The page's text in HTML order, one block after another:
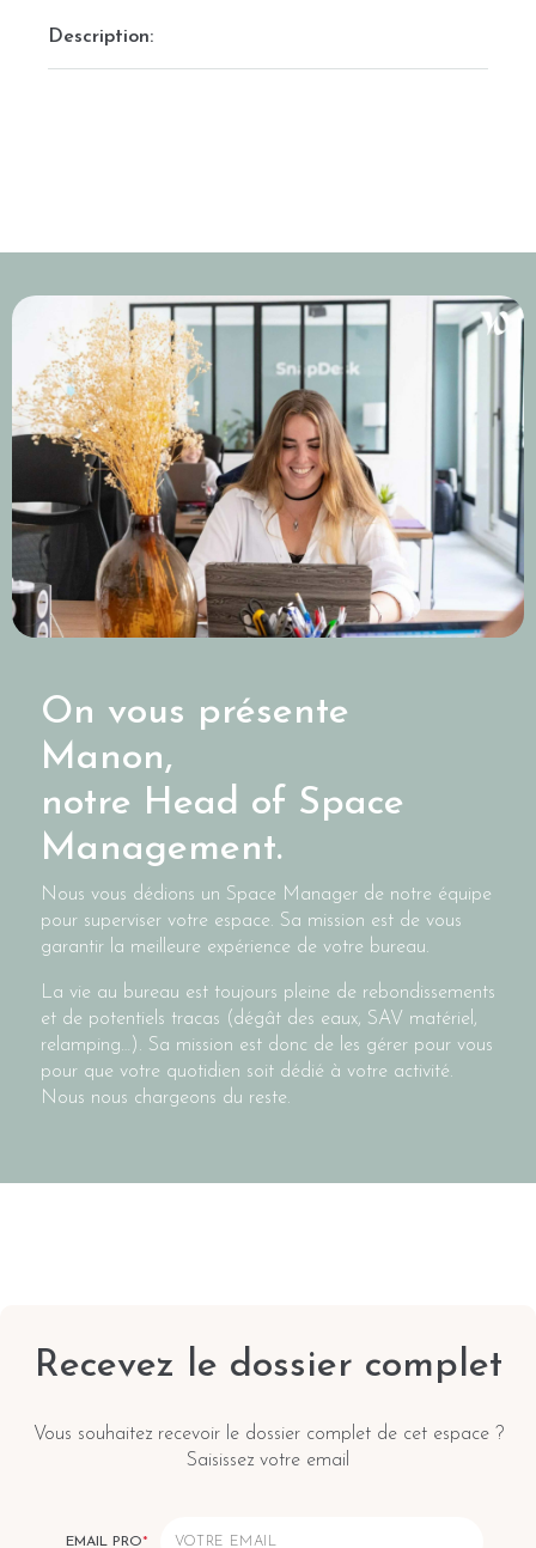
Description:
On vous présente
Manon,
notre Head of Space
Management.
Nous vous dédions un Space Manager de notre équipe
pour superviser votre espace. Sa mission est de vous
garantir la meilleure expérience de votre bureau.
La vie au bureau est toujours pleine de rebondissements
et de potentiels tracas (dégât des eaux, SAV matériel,
relamping…). Sa mission est donc de les gérer pour vous
pour que votre quotidien soit dédié à votre activité.
Nous nous chargeons du reste.
Recevez le dossier complet
Vous souhaitez recevoir le dossier complet de cet espace ?
Saisissez votre email
EMAIL PRO*